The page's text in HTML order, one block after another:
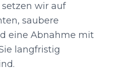
wir auf
saubere
eine Abnahme mit
langfristig